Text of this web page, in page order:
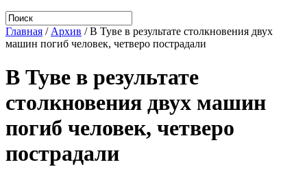
Главная / Архив /В Туве в результате столкновения двух
машин погиб человек, четверо пострадали
В Туве в результате
столкновения двух машин
погиб человек, четверо
пострадали